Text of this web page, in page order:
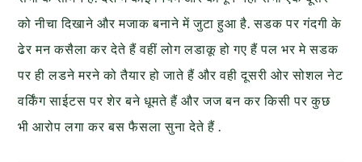
को नीचा दिखाने और मजाक बनाने में जुटा हुआ है. सडक पर गंदगी के
ढेर मन कसैला कर देते हैं वहीं लोग लडाकू हो गए हैं पल भर मे सडक
पर ही लडने मरने को तैयार हो जाते हैं और वही दूसरी ओर सोशल नेट
वर्किंग साईटस पर शेर बने धूमते हैं और जज बन कर किसी पर कुछ
भी आरोप लगा कर बस फैसला सुना देते हैं .